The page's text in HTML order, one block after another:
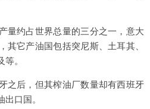
量约占世界总量的三分之一，意大
其它产油国包括突尼斯、土耳其、
。
之后，但其榨油厂数量却有西班牙
口国。